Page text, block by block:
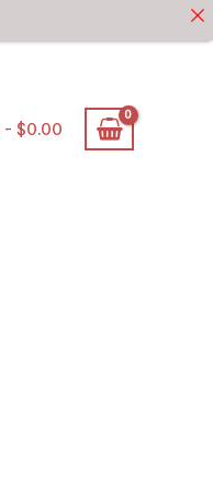
$0.00